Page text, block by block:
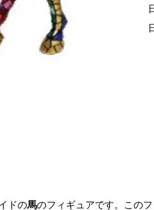
ドの馬のフィギュアです。この